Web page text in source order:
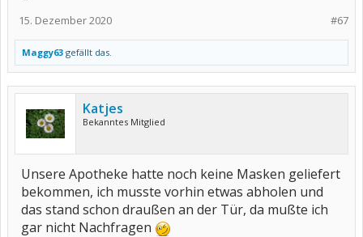
#67
15. Dezember 2020
Maggy63 gefällt das.
Katjes
Bekanntes Mitglied
Unsere Apotheke hatte noch keine Masken geliefert
bekommen, ich musste vorhin etwas abholen und
das stand schon draußen an der Tür, da mußte ich
gar nicht Nachfragen